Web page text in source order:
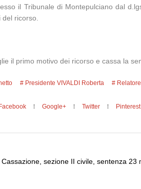
il Tribunale di Montepulciano dal
del ricorso.
il primo motivo dei ricorso e cassa la
Presidente VIVALDI Roberta
Facebook Google+ Twitter Pinterest
sezione II civile, sentenza 23